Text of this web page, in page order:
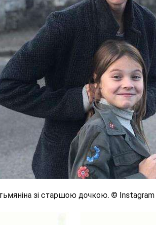
зі старшою дочкою. ©